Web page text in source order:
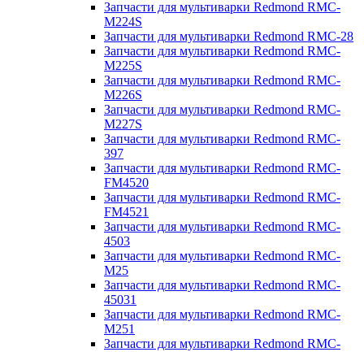
Запчасти для мультиварки Redmond RMC-
M224S
Запчасти для мультиварки Redmond RMC-28
Запчасти для мультиварки Redmond RMC-
M225S
Запчасти для мультиварки Redmond RMC-
M226S
Запчасти для мультиварки Redmond RMC-
M227S
Запчасти для мультиварки Redmond RMC-
397
Запчасти для мультиварки Redmond RMC-
FM4520
Запчасти для мультиварки Redmond RMC-
FM4521
Запчасти для мультиварки Redmond RMC-
4503
Запчасти для мультиварки Redmond RMC-
M25
Запчасти для мультиварки Redmond RMC-
45031
Запчасти для мультиварки Redmond RMC-
M251
Запчасти для мультиварки Redmond RMC-